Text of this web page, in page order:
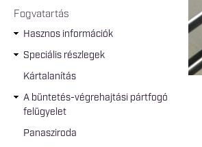
Fogvatartás
Hasznos információk
Speciális részlegek
Kártalanítás
A büntetés-végrehajtási pártfogó
felügyelet
Panasziroda